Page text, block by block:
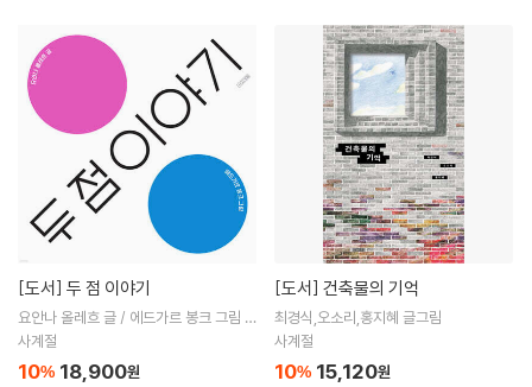
[도서] 두 점 이야기
요안나 올레흐 글 / 에드가르 봉크 그림 /
이지원 역
사계절
10% 18,900원
[도서] 건축물의 기억
최경식,오소리,홍지혜 글그림
사계절
10% 15,120원